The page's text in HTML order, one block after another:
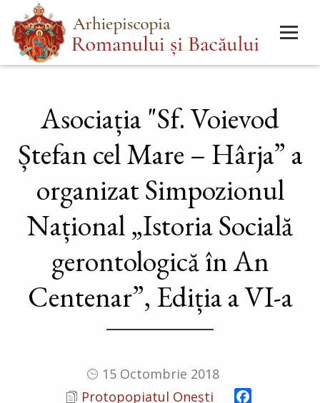
Mergi
la
conţinutul
Main
menu
Asociația "Sf. Voievod
Ștefan cel Mare – Hârja” a
organizat Simpozionul
Național „Istoria Socială
gerontologică în An
Centenar”, Ediția a VI-a
15 Octombrie 2018
Protopopiatul Onești